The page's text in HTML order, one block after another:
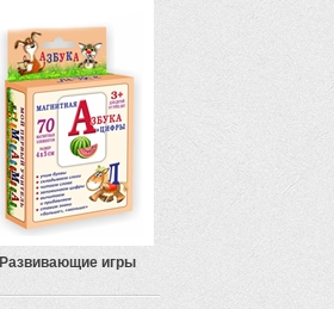
Развивающие игры